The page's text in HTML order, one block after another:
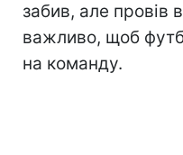
забив, але провів
важливо, щоб
на команду.